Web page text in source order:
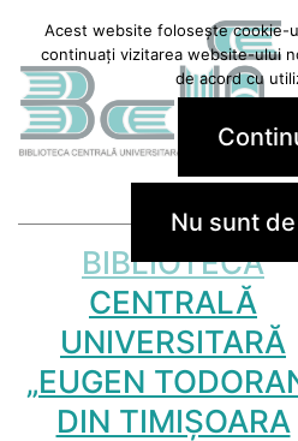
conținut
BIBLIOTECA
CENTRALĂ
UNIVERSITARĂ
„EUGEN
DIN TIMIȘOARA
Acest website folosește cookie-
continuați vizitarea website-ului
de acord cu
Nu sunt